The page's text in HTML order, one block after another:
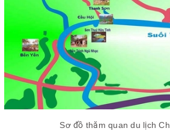
Sơ đồ thăm quan du lịch